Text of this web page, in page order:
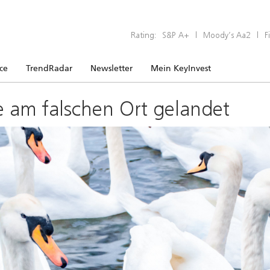
Rating: S&P A+ | Moody’s Aa2 |
TrendRadar Newsletter Mein KeyInvest
am falschen Ort gelandet